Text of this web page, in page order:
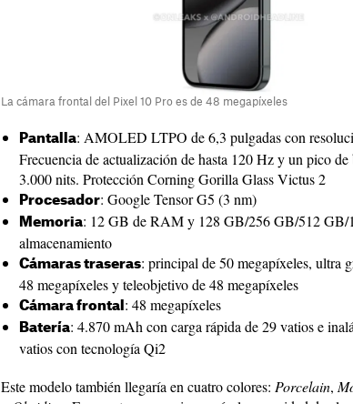
La cámara frontal del Pixel 10 Pro es de 48 megapíxeles
Pantalla: AMOLED LTPO de 6,3 pulgadas con
Frecuencia de actualización de hasta 120 Hz y un pico
3.000 nits. Protección Corning Gorilla Glass Victus 2
Procesador: Google Tensor G5 (3 nm)
Memoria: 12 GB de RAM y 128 GB/256 GB/512 GB/
almacenamiento
Cámaras traseras: principal de 50 megapíxeles, ultra
48 megapíxeles y teleobjetivo de 48 megapíxeles
Cámara frontal : 48 megapíxeles
Batería: 4.870 mAh con carga rápida de 29 vatios e
vatios con tecnología Qi2
Este modelo también llegaría en cuatro colores: Porcelain,